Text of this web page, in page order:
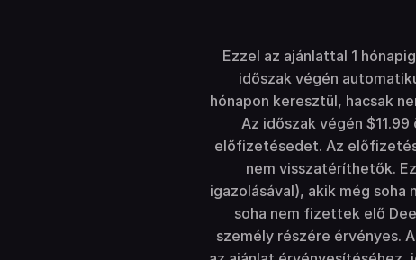
Ezzel az ajánlattal 1
időszak végén
hónapon keresztül, hacsak
Az időszak végén
előfizetésedet. Az
nem visszatéríthetők.
igazolásával), akik még
soha nem fizettek elő
személy részére érvényes.